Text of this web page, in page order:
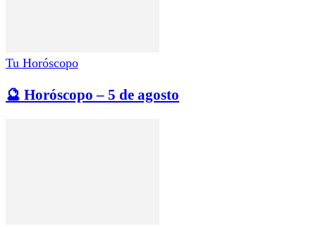
Tu Horóscopo
🔮 Horóscopo – 5 de agosto